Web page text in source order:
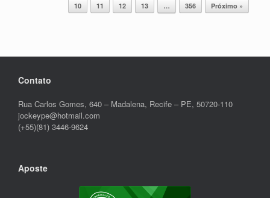
10
11 12 13 … 356 Próximo »
Contato
Rua Carlos Gomes, 640 – Madalena, Recife – PE, 50720-110
jockeype@hotmail.com
(+55)(81) 3446-9624
Aposte